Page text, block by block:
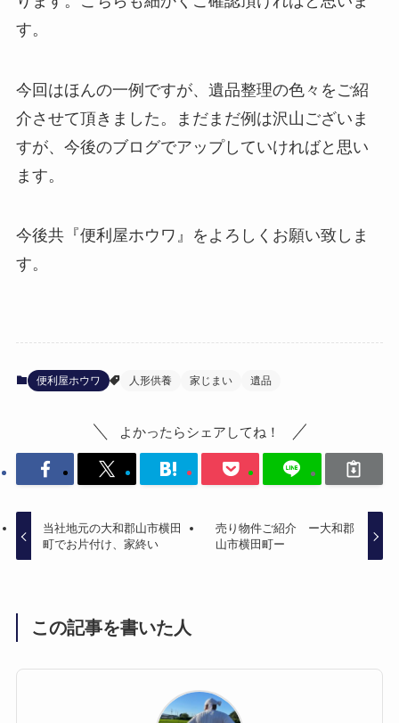
す。
今回はほんの一例ですが、遺品整理の色々をご紹
介させて頂きました。まだまだ例は沢山ございま
すが、今後のブログでアップしていければと思い
ます。
今後共『便利屋ホウワ』をよろしくお願い致しま
す。
便利屋ホウワ 人形供養 家じまい 遺品
よかったらシェアしてね！
当社地元の大和郡山市横田
町でお片付け、家終い
売り物件ご紹介 ー大和郡
山市横田町ー
この記事を書いた人